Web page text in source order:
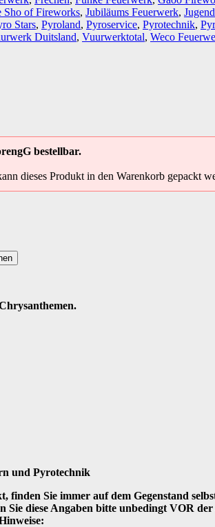
Sho of Fireworks, Jubiläums Feuerwerk,
Stars, Pyroland, Pyroservice, Pyrotechnik,
Duitsland, Vuurwerktotal, Weco
bestellbar.
dieses Produkt in den Warenkorb gepackt
und Pyrotechnik
Sie immer auf dem Gegenstand
Sie diese Angaben bitte unbedingt VOR